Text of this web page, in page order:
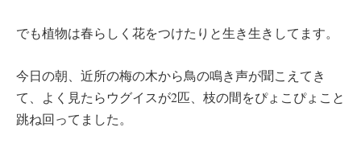
でも植物は春らしく花をつけたりと生き生きしてます。
今日の朝、近所の梅の木から鳥の鳴き声が聞こえてき
て、よく見たらウグイスが2匹、枝の間をぴょこぴょこと
跳ね回ってました。